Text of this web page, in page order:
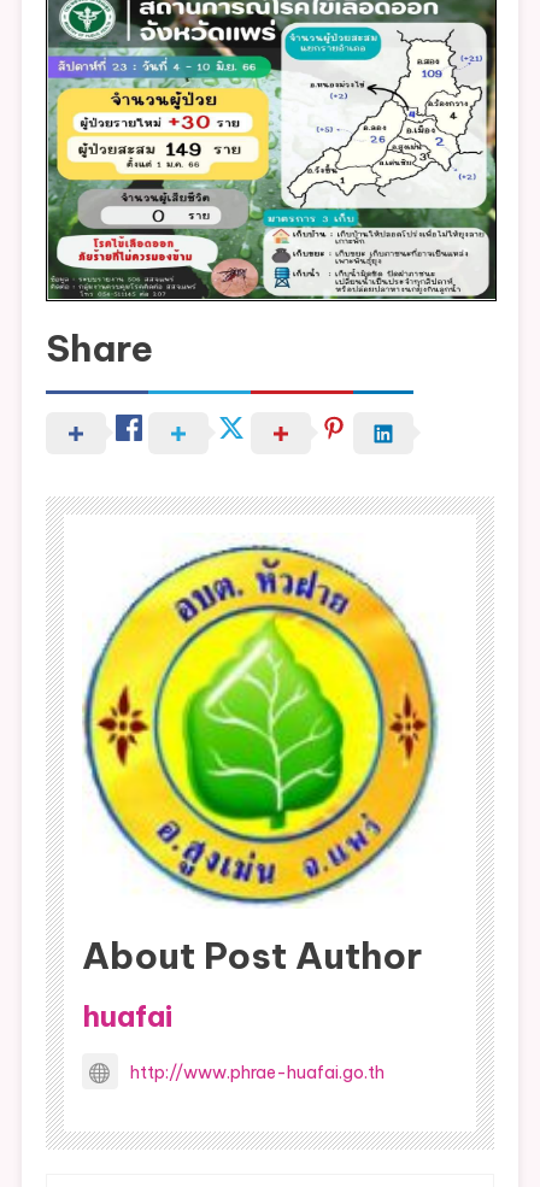
วัน
ที่
4
10
มิถุนายน
2566
Share
About Post Author
huafai
http://www.phrae-huafai.go.th